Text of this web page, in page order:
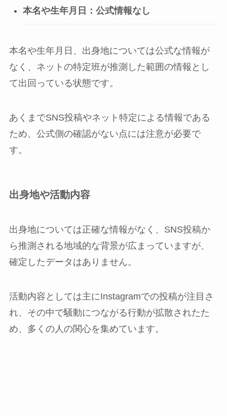
本名や生年月日：公式情報なし
本名や生年月日、出身地については公式な情報が
なく、ネットの特定班が推測した範囲の情報とし
て出回っている状態です。
あくまでSNS投稿やネット特定による情報である
ため、公式側の確認がない点には注意が必要で
す。
出身地や活動内容
出身地については正確な情報がなく、SNS投稿か
ら推測される地域的な背景が広まっていますが、
確定したデータはありません。
活動内容としては主にInstagramでの投稿が注目さ
れ、その中で騒動につながる行動が拡散されたた
め、多くの人の関心を集めています。